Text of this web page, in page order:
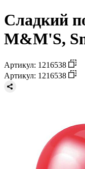
Сладкий
M&M'S,
Артикул: 1216538
Артикул: 1216538